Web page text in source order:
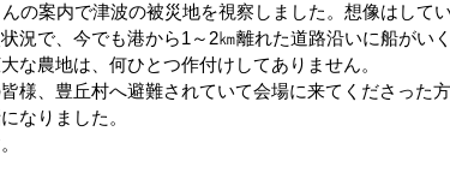
の案内で津波の被災地を視察しました。想像はして
況で、今でも港から1～2㎞離れた道路沿いに船がい
な農地は、何ひとつ作付けしてありません。
様、豊丘村へ避難されていて会場に来てくださった
なりました。